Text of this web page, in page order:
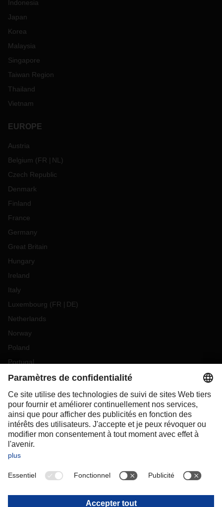
Indonesia
Japan
Korea
Malaysia
Singapore
Taiwan Region
Thailand
Vietnam
EUROPE
Austria
Belgium (FR NL )
Czech Republic
Denmark
Finland
France
Germany
Great Britain
Hungary
Ireland
Italy
Luxembourg (FR DE)
Netherlands
Norway
Poland
Portugal
Romania
Slovakia
Spain
Sweden
Switzerland(DE FR)
Turkey
OCEANIA